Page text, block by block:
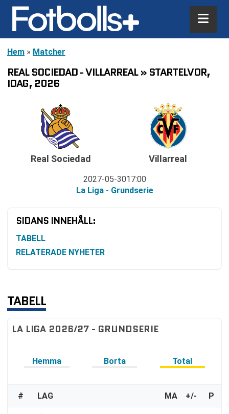
Hem » Matcher
REAL SOCIEDAD - VILLARREAL » STARTELVOR,
IDAG, 2026
Real Sociedad
2027-05-3017:00
La Liga - Grundserie
Villarreal
SIDANS INNEHÅLL:
TABELL
RELATERADE NYHETER
TABELL
LA LIGA 2026/27 - GRUNDSERIE
Hemma Borta Total
# LAG MA +/- P